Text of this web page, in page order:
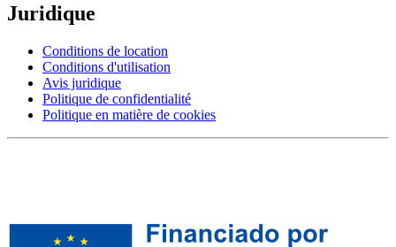
Juridique
Conditions de location
Conditions d'utilisation
Avis juridique
Politique de confidentialité
Politique en matière de cookies